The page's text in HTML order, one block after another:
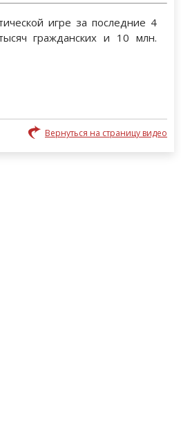
игре за последние 4
гражданских и 10 млн.
Вернуться на страницу видео